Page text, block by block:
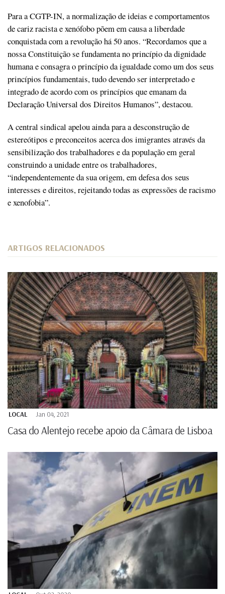
Para a CGTP-IN, a normalização de ideias e comportamentos
de cariz racista e xenófobo põem em causa a liberdade
conquistada com a revolução há 50 anos. “Recordamos que a
nossa Constituição se fundamenta no princípio da dignidade
humana e consagra o princípio da igualdade como um dos seus
princípios fundamentais, tudo devendo ser interpretado e
integrado de acordo com os princípios que emanam da
Declaração Universal dos Direitos Humanos”, destacou.
A central sindical apelou ainda para a desconstrução de
estereótipos e preconceitos acerca dos imigrantes através da
sensibilização dos trabalhadores e da população em geral
construindo a unidade entre os trabalhadores,
“independentemente da sua origem, em defesa dos seus
interesses e direitos, rejeitando todas as expressões de racismo
e xenofobia”.
ARTIGOS RELACIONADOS
LOCAL Jan 04, 2021
Casa do Alentejo recebe apoio da Câmara de Lisboa